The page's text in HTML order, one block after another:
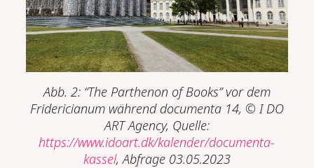
Abb. 2: “The Parthenon of Books” vor dem
Fridericianum während documenta 14, © I DO
ART Agency, Quelle:
https://www.idoart.dk/kalender/documenta-
kassel, Abfrage 03.05.2023